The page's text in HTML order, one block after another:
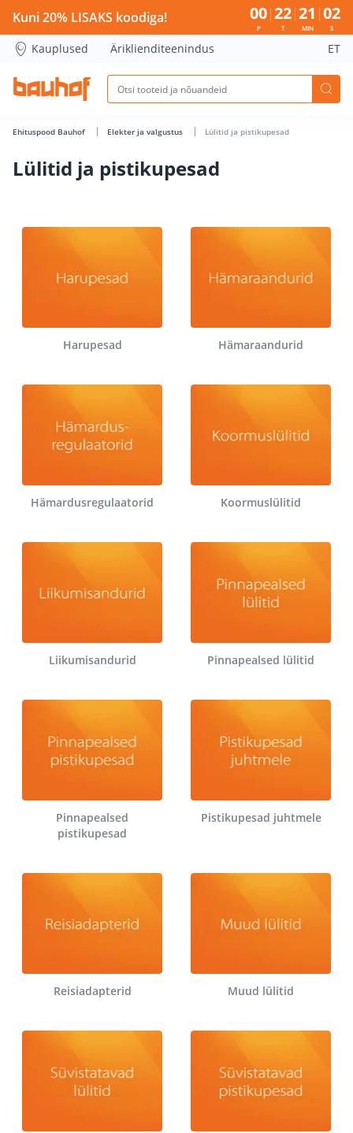
Lülitid ja pistikupesad - Bauhof has loaded
Kuni 20% LISAKS koodiga! 00
P
22
T
21
MIN
01
S
Kauplused Äriklienditeenindus ET
Ehituspood Bauhof Elekter ja valgustus Lülitid ja pistikupesad
Lülitid ja pistikupesad
Harupesad Hämaraandurid
Hämardusregulaatorid Koormuslülitid
Liikumisandurid Pinnapealsed lülitid
Pinnapealsed
pistikupesad
Pistikupesad juhtmele
Reisiadapterid Muud lülitid